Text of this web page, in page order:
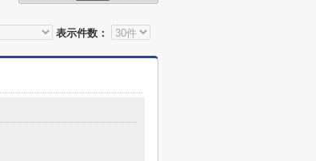
表示件数：